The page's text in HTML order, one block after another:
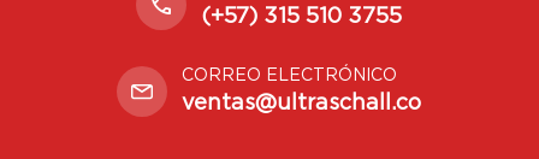
(+57) 315 510 3755
CORREO ELECTRÓNICO
ventas@ultraschall.co